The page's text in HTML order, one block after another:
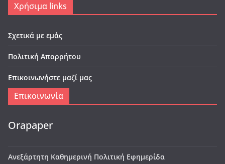
Χρήσιμα links
Σχετικά με εμάς
Πολιτική Απορρήτου
Επικοινωνήστε μαζί μας
Επικοινωνία
Orapaper
Ανεξάρτητη Καθημερινή Πολιτική Εφημερίδα